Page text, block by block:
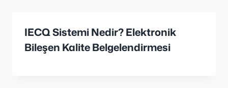
IECQ Sistemi Nedir? Elektronik
Bileşen Kalite Belgelendirmesi